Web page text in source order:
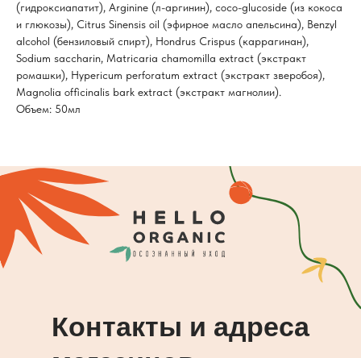
(гидроксиапатит), Arginine (л-аргинин), coco-glucoside (из кокоса
и глюкозы), Citrus Sinensis oil (эфирное масло апельсина), Benzyl
alcohol (бензиловый спирт), Hondrus Crispus (каррагинан),
Sodium saccharin, Matricaria chamomilla extract (экстракт
ромашки), Hypericum perforatum extract (экстракт зверобоя),
Magnolia officinalis bark extract (экстракт магнолии).
Объем: 50мл
Контакты и адреса